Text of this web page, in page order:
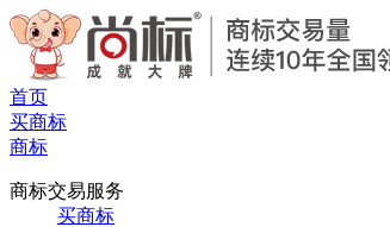
首页
买商标
商标
商标交易服务
买商标